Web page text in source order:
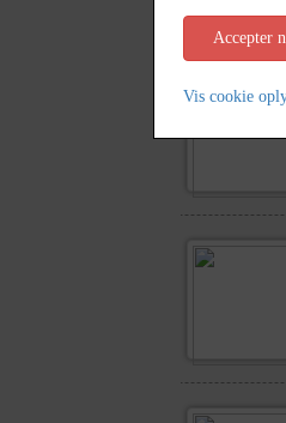
Accepter
Vis cookie